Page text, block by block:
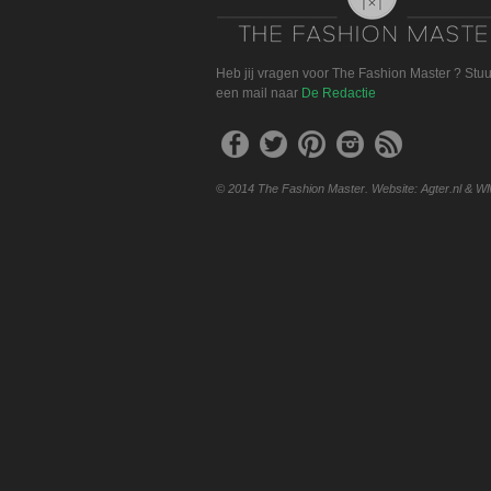
Heb jij vragen voor The Fashion Master ?
een mail naar De Redactie
© 2014 The Fashion Master. Website: Agter.nl &